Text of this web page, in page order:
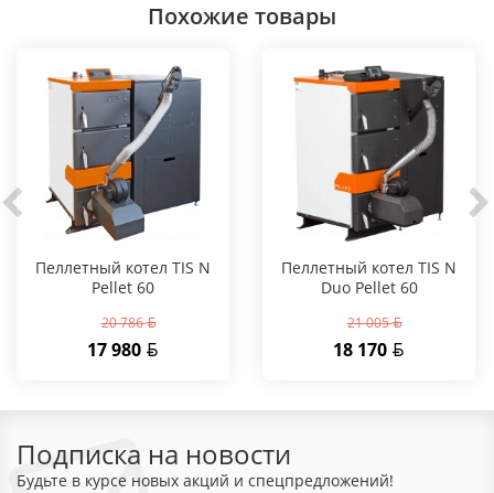
Похожие товары
Пеллетный котел TIS N
Pellet 60
20 786
17 980
Пеллетный котел TIS N
Duo Pellet 60
21 005
18 170
Подписка на новости
Будьте в курсе новых акций и спецпредложений!